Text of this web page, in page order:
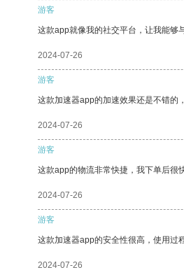
游客
这款app就像我的社交平台，让我能够
2024-07-26
游客
这款加速器app的加速效果还是不错的
2024-07-26
游客
这款app的物流非常快捷，我下单后很
2024-07-26
游客
这款加速器app的安全性很高，使用过
2024-07-26